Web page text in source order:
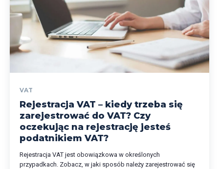
VAT
Rejestracja VAT – kiedy trzeba się
zarejestrować do VAT? Czy
oczekując na rejestrację jesteś
podatnikiem VAT?
Rejestracja VAT jest obowiązkowa w określonych
przypadkach. Zobacz, w jaki sposób należy zarejestrować się